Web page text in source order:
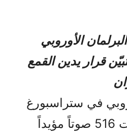
الأوروبي
صوتاً لتبيّن قرار يدين القمع
في ستراسبورغ
بأغلبية ساحقة بلغت 516 صوتاً مؤيداً